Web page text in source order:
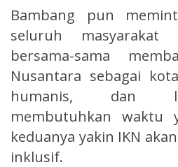
Bambang pun
seluruh masyarakat
bersama-sama
Nusantara sebagai
humanis, dan
membutuhkan waktu
keduanya yakin IKN
inklusif.